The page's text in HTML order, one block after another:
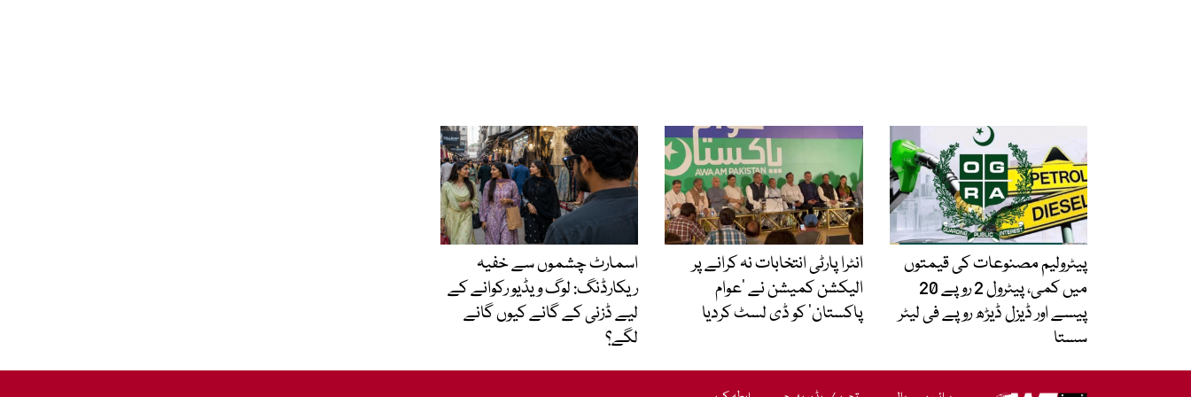
پیٹرولیم مصنوعات کی قیمتوں
میں کمی، پیٹرول 2 روپے 20
پیسے اور ڈیزل ڈیڑھ روپے فی لیٹر
سستا
انٹرا پارٹی انتخابات نہ کرانے پر
الیکشن کمیشن نے ’عوام
پاکستان‘ کو ڈی لسٹ کردیا
اسمارٹ چشموں سے خفیہ
ریکارڈنگ: لوگ ویڈیو رکوانے کے
لیے ڈزنی کے گانے کیوں گانے
لگے؟